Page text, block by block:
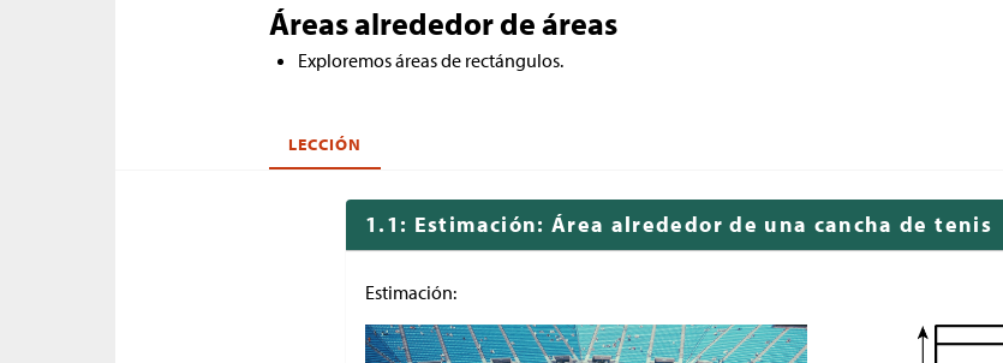
Áreas alrededor de áreas
Exploremos áreas de rectángulos.
LECCIÓN
1.1: Estimación: Área alrededor de una cancha de tenis
Estimación: